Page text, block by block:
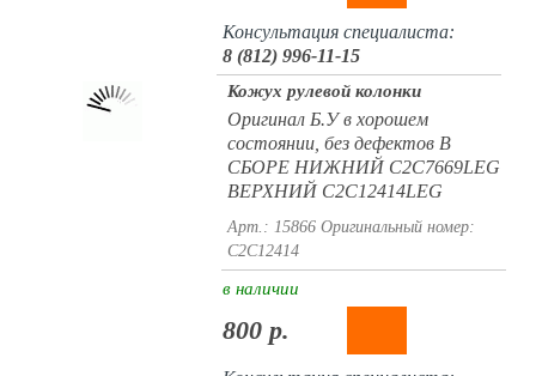
Консультация специалиста:
8 (812) 996-11-15
Кожух рулевой колонки
Оригинал Б.У в хорошем
состоянии, без дефектов В
СБОРЕ НИЖНИЙ C2C7669LEG
ВЕРХНИЙ C2C12414LEG
Арт.: 15866 Оригинальный номер:
C2C12414
в наличии
800 р.